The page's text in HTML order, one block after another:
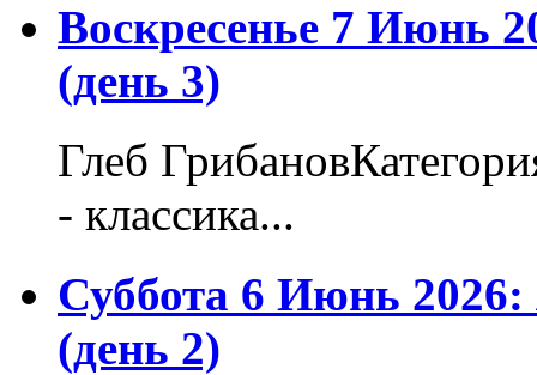
Воскресенье 7 Июнь
(день 3)
Глеб
- классика...
Суббота 6 Июнь
(день 2)